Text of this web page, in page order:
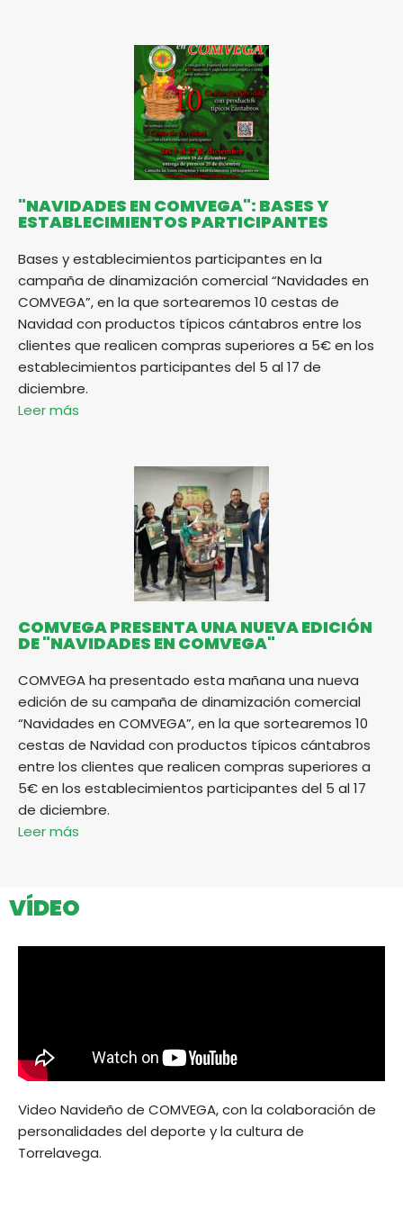
"NAVIDADES EN COMVEGA": BASES Y
ESTABLECIMIENTOS PARTICIPANTES
Bases y establecimientos participantes en la
campaña de dinamización comercial “Navidades en
COMVEGA”, en la que sortearemos 10 cestas de
Navidad con productos típicos cántabros entre los
clientes que realicen compras superiores a 5€ en los
establecimientos participantes del 5 al 17 de
diciembre.
Leer más
COMVEGA PRESENTA UNA NUEVA EDICIÓN
DE "NAVIDADES EN COMVEGA"
COMVEGA ha presentado esta mañana una nueva
edición de su campaña de dinamización comercial
“Navidades en COMVEGA”, en la que sortearemos 10
cestas de Navidad con productos típicos cántabros
entre los clientes que realicen compras superiores a
5€ en los establecimientos participantes del 5 al 17
de diciembre.
Leer más
VÍDEO
Video Navideño de COMVEGA, con la colaboración de
personalidades del deporte y la cultura de
Torrelavega.